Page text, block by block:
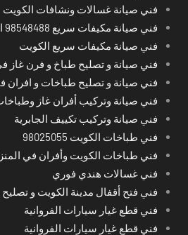
فني صيانة غسالات ونشافات الكويت
فني صيانة مكيفات سريع 98548488 الدسمة
فني صيانة مكيفات سريع الكويت
فني صيانة و تصليح طباخ و فرن غاز
فني صيانة و تصليح طباخات و
فني صيانة وتركيب أفران غاز
فني صيانة وتركيب تكييف الجابرية
فني طباخات الكويت 98025055
فني طباخات الكويت وأفران في
فني غسالات هندي فوري
فني فتح أقفال مدينة الكويت و تصليح
فني قطع غيار سيارات الفروانية
فني قطع غيار سيارات الفروانية